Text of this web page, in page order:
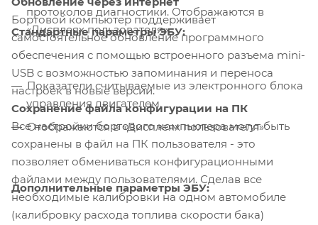
Бортовой компьютер поддерживает
самостоятельное обновление программного
обеспечения с помощью встроенного разъема mini-
USB с возможностью запоминания и переноса
настроек в новые версии.
Сохранение файла конфигурации на ПК
Все настройки бортового компьютера могут быть
сохранены в файл на ПК пользователя - это
позволяет обмениваться конфигурационными
файлами между пользователями. Сделав все
необходимые калибровки на одном автомобиле
(калибровку расхода топлива скорости бака)
протоколов диагностики. Отображаются в
«Дисплеях пользователя».
Стандартные параметры ЭБУ:
Показатели считываемые из электронного блока
управления двигателем.
Отображаются в «Дисплеях пользователя»
Дополнительные параметры ЭБУ: